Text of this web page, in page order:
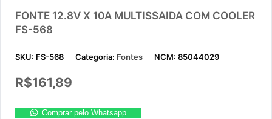
FONTE 12.8V X 10A MULTISSAIDA COM COOLER
FS-568
SKU: FS-568 Categoria: Fontes NCM: 85044029
R$161,89
Comprar pelo Whatsapp